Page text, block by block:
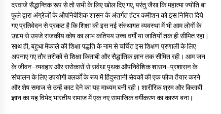
दरवाजे सैद्धान्तिक रूप से तो सभी के लिए खोल दिए गए, परंतु जैसा कि महात्मा ज्योति बा
फुले द्वारा अंग्रेजों के औपनिवेशिक शासन के अंतर्गत हंटर कमीशन को इस निमित्त दिये
गए प्रतिवेदन से प्रकट है कि शिक्षा की इस नई संस्थागत व्यवस्था में भी आम लोगों के
उद्यम से उपजे राजकीय कोष का लाभ कतिपय उच्च वर्गों या जातियों तक ही सीमित रहा।
साथ ही, बहुधा मैकाले की शिक्षा पद्धति के नाम से चर्चित इस शिक्षण प्रणाली के लिए
अपनाए गए तौर तरीकों से शिक्षा किताबी और सैद्धांतिक ज्ञान तक सीमित रही। आम जन
के जीवन-व्यवहार और सरोकारों से सर्वथा पृथक औपनिवेशिक शासन-प्रशासन के
संचालन के लिए उपयोगी क्लर्कों के रूप में हिंदुस्तानी सेवकों की एक फौज तैयार करने
और शेष समाज से उन्हें काट देने का यह माध्यम बनी रही। शारीरिक श्रम और किताबी
ज्ञान का यह विभेद भारतीय समाज में एक नए सामाजिक वर्गीकरण का कारण बना।